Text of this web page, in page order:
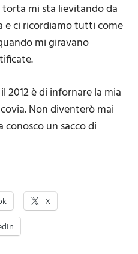
torta mi sta lievitando da
e ci ricordiamo tutti come
mi giravano
2012 è di infornare la mia
Non diventerò mai
un sacco di
X